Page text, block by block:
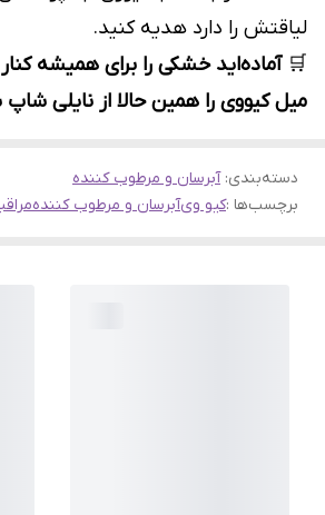
لیاقتش را دارد هدیه کنید.
🛒
میل کیو‌وی را همین حالا از نایلی
دسته‌بندی:آبرسان و مرطوب کننده
برچسب‌ها :کیو ویآبرسان و مرطوب کننده